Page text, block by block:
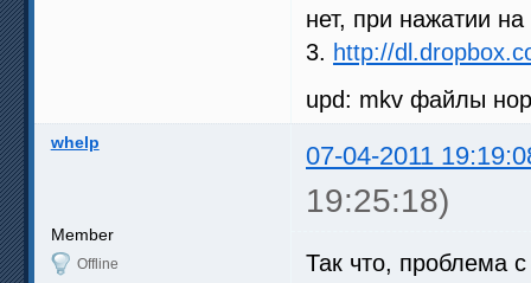
нет, при нажатии
3. http://
upd: mkv файлы
whelp 07-04-2011
19:25:18)
Member
Offline
Так что, проблема